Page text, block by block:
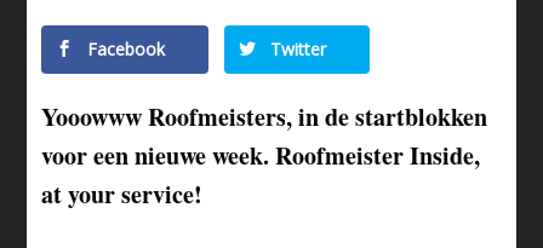
Facebook Twitter
Yooowww Roofmeisters, in de startblokken
voor een nieuwe week. Roofmeister Inside,
at your service!